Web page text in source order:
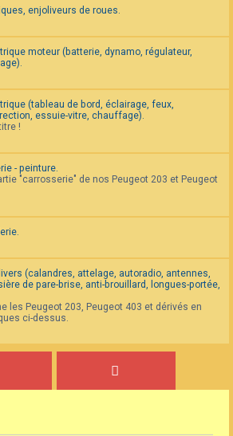
enjoliveurs de roues.
moteur (batterie, dynamo, régulateur,
(tableau de bord, éclairage, feux,
essuie-vitre, chauffage).
!
- peinture.
"carrosserie" de nos Peugeot 203 et Peugeot
(calandres, attelage, autoradio, antennes,
de pare-brise, anti-brouillard, longues-portée,
les Peugeot 203, Peugeot 403 et dérivés en
ci-dessus.